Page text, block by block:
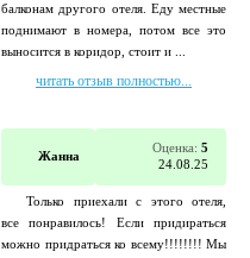
балконам другого отеля. Еду местные
поднимают в номера, потом все это
выносится в коридор, стоит и ...
читать отзыв полностью...
Жанна
Оценка: 5
24.08.25
Только приехали с этого отеля,
все понравилось! Если придираться
можно придраться ко всему!!!!!!!! Мы